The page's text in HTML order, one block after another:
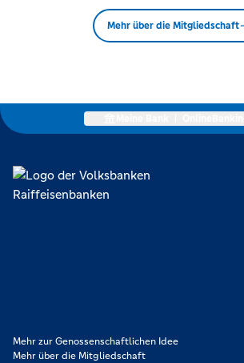
Mehr über die Mitgliedschaft
Mehr zur Genossenschaftlichen Idee
Mehr über die Mitgliedschaft